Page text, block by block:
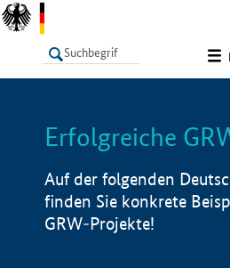
LISTE
Erfolgreiche
Auf der folgenden
finden Sie konkrete
GRW-Projekte!